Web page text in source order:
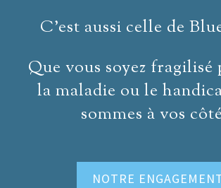
C’est aussi celle de
Que vous soyez fragilisé
la maladie ou le
sommes à vos
NOTRE